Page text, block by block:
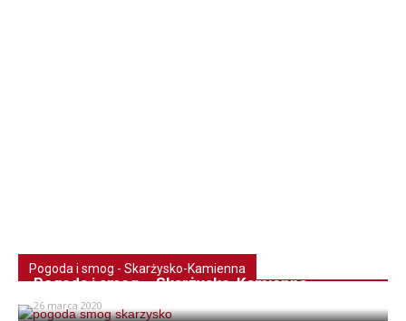
Pogoda i smog - Skarżysko-Kamienna
Pogoda i smog – Skarżysko-Kamienna
26 marca 2020